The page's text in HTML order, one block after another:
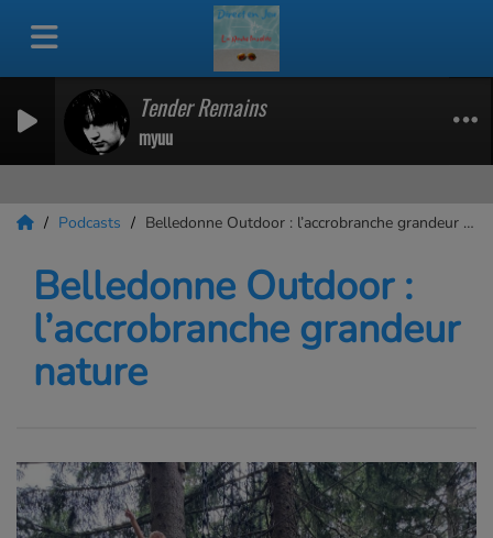
Tender Remains
myuu
Podcasts Belledonne Outdoor : l’accrobranche grandeur nature
Belledonne Outdoor :
l’accrobranche grandeur
nature